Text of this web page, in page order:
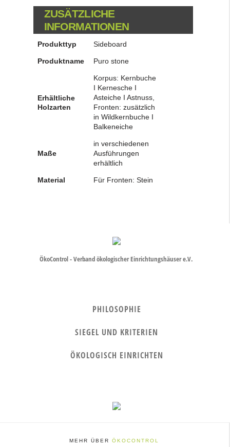
ZUSÄTZLICHE
INFORMATIONEN
Produkttyp Sideboard
Produktname Puro stone
Erhältliche
Holzarten
Korpus: Kernbuche
I Kernesche I
Asteiche I Astnuss,
Fronten: zusätzlich
in Wildkernbuche I
Balkeneiche
Maße
in verschiedenen
Ausführungen
erhältlich
Material Für Fronten: Stein
ÖkoControl - Verband ökologischer Einrichtungshäuser e.V.
PHILOSOPHIE
SIEGEL UND KRITERIEN
ÖKOLOGISCH EINRICHTEN
MEHR ÜBERÖKOCONTROL